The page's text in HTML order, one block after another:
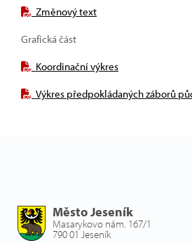
Změnový text
Grafická část
Koordinační výkres
Výkres předpokládaných záborů
Město Jeseník
Masarykovo nám. 167/1
790 01 Jeseník